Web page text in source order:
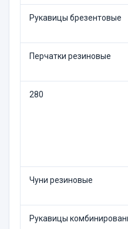
Рукавицы брезентовые
Перчатки резиновые
280
Чуни резиновые
Рукавицы